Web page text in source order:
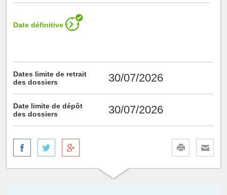
Date définitive
Dates limite de retrait
des dossiers
30/07/2026
Date limite de dépôt
des dossiers
30/07/2026